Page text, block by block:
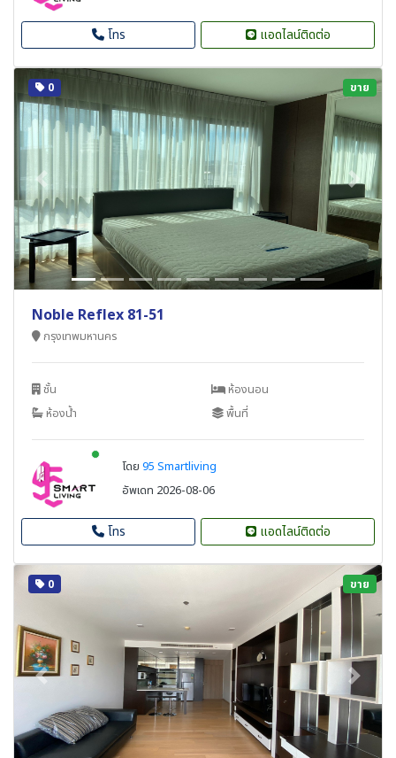
โทร แอดไลน์ติดต่อ
Previous Next
0 ขาย
Noble Reflex 81-51
กรุงเทพมหานคร
ชั้น
ห้องนอน
ห้องน้ำ
พื้นที่
New alerts
โดย 95 Smartliving
อัพเดท 2026-08-06
โทร แอดไลน์ติดต่อ
Previous Next
0 ขาย